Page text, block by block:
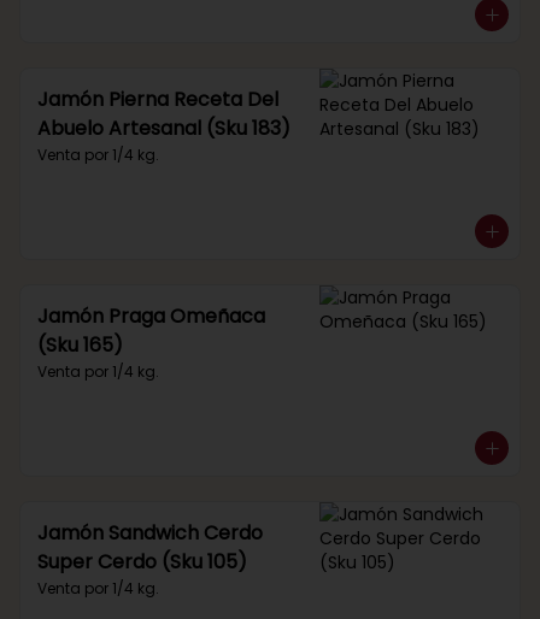
Jamón Pierna Receta Del
Abuelo Artesanal (Sku 183)
Venta por 1/4 kg.
Jamón Praga Omeñaca
(Sku 165)
Venta por 1/4 kg.
Jamón Sandwich Cerdo
Super Cerdo (Sku 105)
Venta por 1/4 kg.